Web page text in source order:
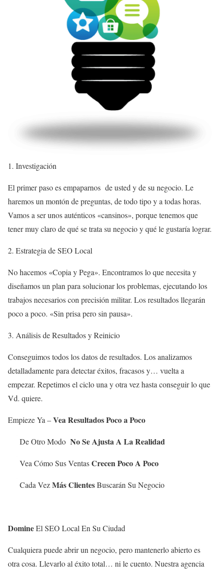
1. Investigación
El primer paso es empaparnos de usted y de su negocio. Le
haremos un montón de preguntas, de todo tipo y a todas horas.
Vamos a ser unos auténticos «cansinos», porque tenemos que
tener muy claro de qué se trata su negocio y qué le gustaría lograr.
2. Estrategia de SEO Local
No hacemos «Copia y Pega». Encontramos lo que necesita y
diseñamos un plan para solucionar los problemas, ejecutando los
trabajos necesarios con precisión militar. Los resultados llegarán
poco a poco. «Sin prisa pero sin pausa».
3. Análisis de Resultados y Reinicio
Conseguimos todos los datos de resultados. Los analizamos
detalladamente para detectar éxitos, fracasos y… vuelta a
empezar. Repetimos el ciclo una y otra vez hasta conseguir lo que
Vd. quiere.
Empieze Ya –Vea Resultados Poco a Poco
De Otro Modo No Se Ajusta A La Realidad
Vea Cómo Sus VentasCrecen Poco A Poco
Cada VezMás ClientesBuscarán Su Negocio
DomineEl SEO Local En Su Ciudad
Cualquiera puede abrir un negocio, pero mantenerlo abierto es
otra cosa. Llevarlo al éxito total… ni le cuento. Nuestra agencia